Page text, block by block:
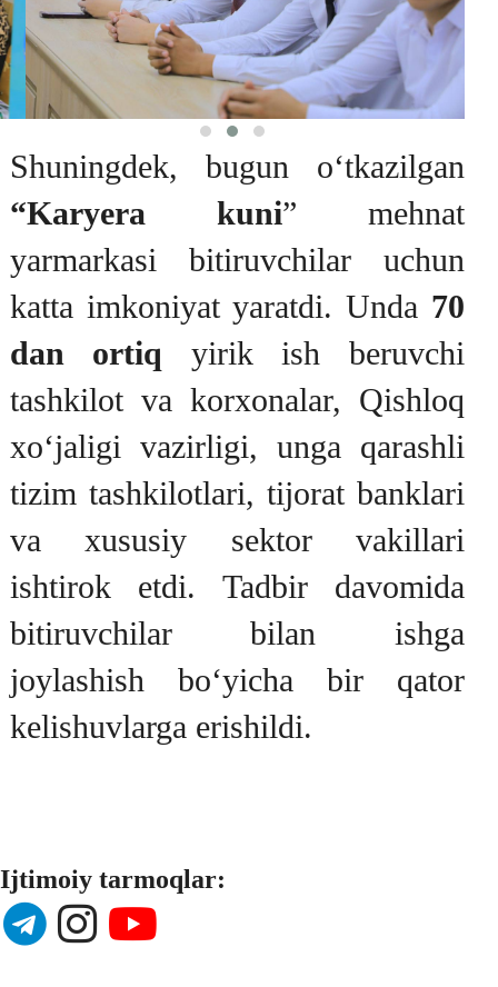
Shuningdek, bugun o‘tkazilgan
“Karyera kuni” mehnat
yarmarkasi bitiruvchilar uchun
katta imkoniyat yaratdi. Unda 70
dan ortiq yirik ish beruvchi
tashkilot va korxonalar, Qishloq
xo‘jaligi vazirligi, unga qarashli
tizim tashkilotlari, tijorat banklari
va xususiy sektor vakillari
ishtirok etdi. Tadbir davomida
bitiruvchilar bilan ishga
joylashish bo‘yicha bir qator
kelishuvlarga erishildi.
Ijtimoiy tarmoqlar: